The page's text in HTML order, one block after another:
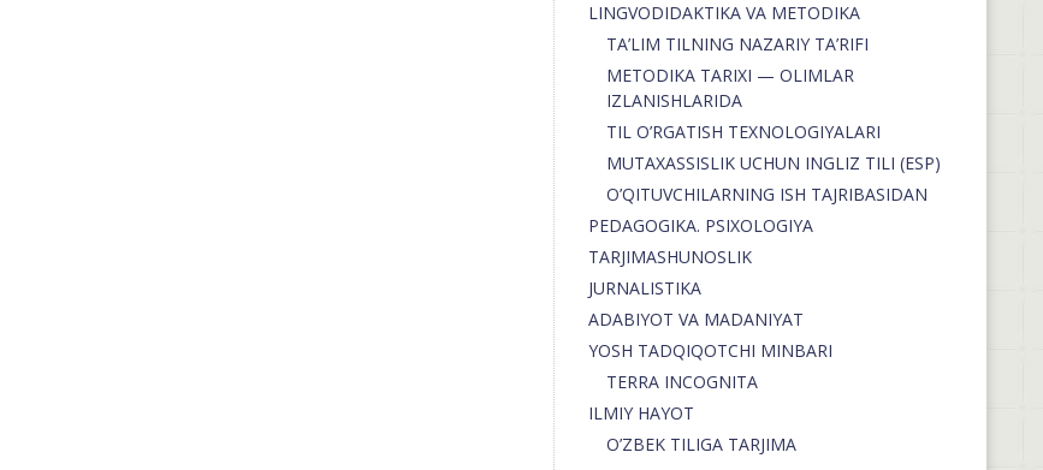
LINGVODIDAKTIKA VA METODIKA
TA’LIM TILNING NAZARIY TA’RIFI
METODIKA TARIXI — OLIMLAR
IZLANISHLARIDA
TIL O’RGATISH TEXNOLOGIYALARI
MUTAXASSISLIK UCHUN INGLIZ TILI (ESP)
O’QITUVCHILARNING ISH TAJRIBASIDAN
PEDAGOGIKA. PSIXOLOGIYA
TARJIMASHUNOSLIK
JURNALISTIKA
ADABIYOT VA MADANIYAT
YOSH TADQIQOTCHI MINBARI
TERRA INCOGNITA
ILMIY HAYOT
O’ZBEK TILIGA TARJIMA